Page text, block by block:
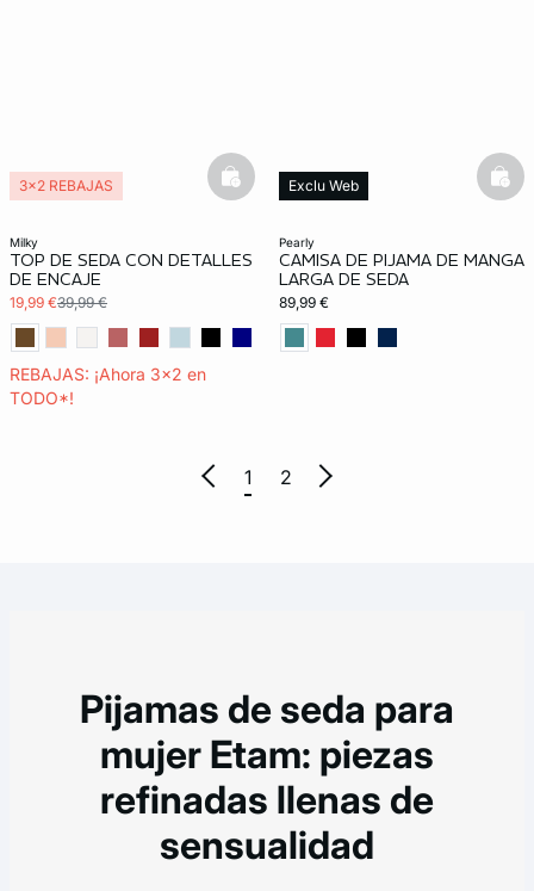
milky
TOP DE SEDA CON DETALLES
DE ENCAJE
19,99 €39,99 €
REBAJAS: ¡Ahora 3x2 en
TODO*!
3x2 REBAJAS
basketfull
pearly
CAMISA DE PIJAMA DE MANGA
LARGA DE SEDA
89,99 €
Exclu Web
1 2
Pijamas de seda para
mujer Etam: piezas
refinadas llenas de
sensualidad